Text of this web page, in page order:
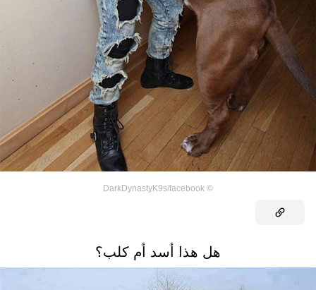
©
DarkDynastyK9s/facebook
هل هذا أسد أم كلب؟